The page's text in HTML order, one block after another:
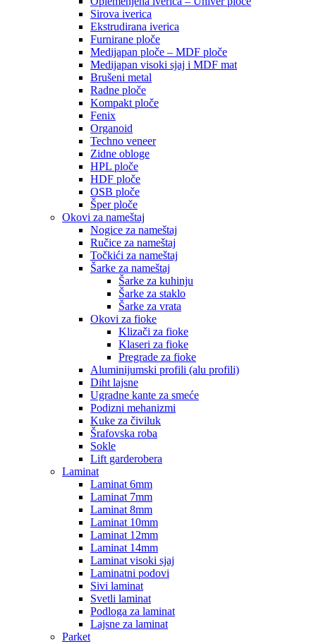
Sirova iverica
Ekstrudirana iverica
Furnirane ploče
Medijapan ploče – MDF ploče
Medijapan visoki sjaj i MDF mat
Brušeni metal
Radne ploče
Kompakt ploče
Fenix
Organoid
Techno veneer
Zidne obloge
HPL ploče
HDF ploče
OSB ploče
Šper ploče
Okovi za nameštaj
Nogice za nameštaj
Ručice za nameštaj
Točkići za nameštaj
Šarke za nameštaj
Šarke za kuhinju
Šarke za staklo
Šarke za vrata
Okovi za fioke
Klizači za fioke
Klaseri za fioke
Pregrade za fioke
Aluminijumski profili (alu profili)
Diht lajsne
Ugradne kante za smeće
Podizni mehanizmi
Kuke za čiviluk
Šrafovska roba
Sokle
Lift garderobera
Laminat
Laminat 6mm
Laminat 7mm
Laminat 8mm
Laminat 10mm
Laminat 12mm
Laminat 14mm
Laminat visoki sjaj
Laminatni podovi
Sivi laminat
Svetli laminat
Podloga za laminat
Lajsne za laminat
Parket